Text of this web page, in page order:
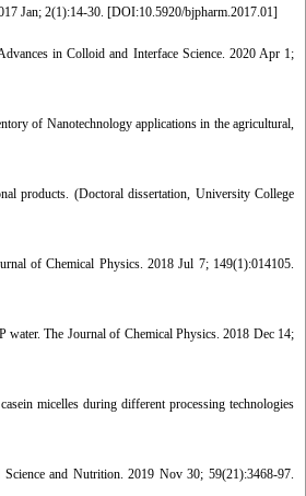
Jan; 2(1):14-30. [DOI:10.5920/bjpharm.2017.01]
in Colloid and Interface Science. 2020 Apr 1;
of Nanotechnology applications in the agricultural,
products. (Doctoral dissertation, University College
of Chemical Physics. 2018 Jul 7; 149(1):014105.
The Journal of Chemical Physics. 2018 Dec 14;
micelles during different processing technologies
and Nutrition. 2019 Nov 30; 59(21):3468-97.